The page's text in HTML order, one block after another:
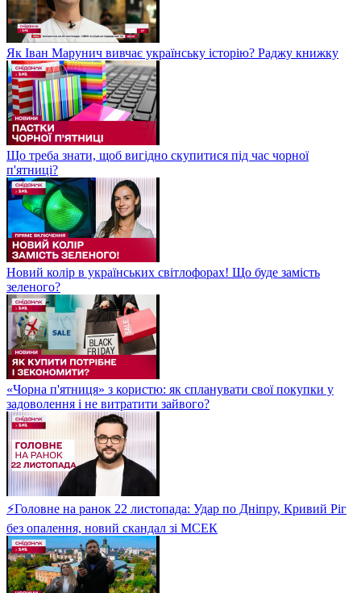
Як Іван Марунич вивчає українську історію? Раджу книжку
Що треба знати, щоб вигідно скупитися під час чорної
п'ятниці?
Новий колір в українських світлофорах! Що буде замість
зеленого?
«Чорна п'ятниця» з користю: як спланувати свої покупки у
задоволення і не витратити зайвого?
⚡Головне на ранок 22 листопада: Удар по Дніпру, Кривий Ріг
без опалення, новий скандал зі МСЕК